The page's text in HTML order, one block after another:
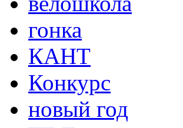
гонка
КАНТ
Конкурс
новый год